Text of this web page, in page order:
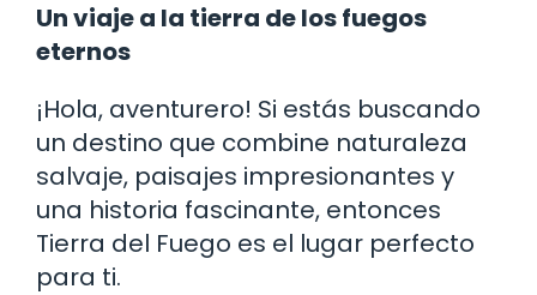
Un viaje a la tierra de los fuegos
eternos
¡Hola, aventurero! Si estás buscando
un destino que combine naturaleza
salvaje, paisajes impresionantes y
una historia fascinante, entonces
Tierra del Fuego es el lugar perfecto
para ti.